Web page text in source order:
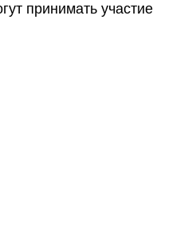
принимать участие